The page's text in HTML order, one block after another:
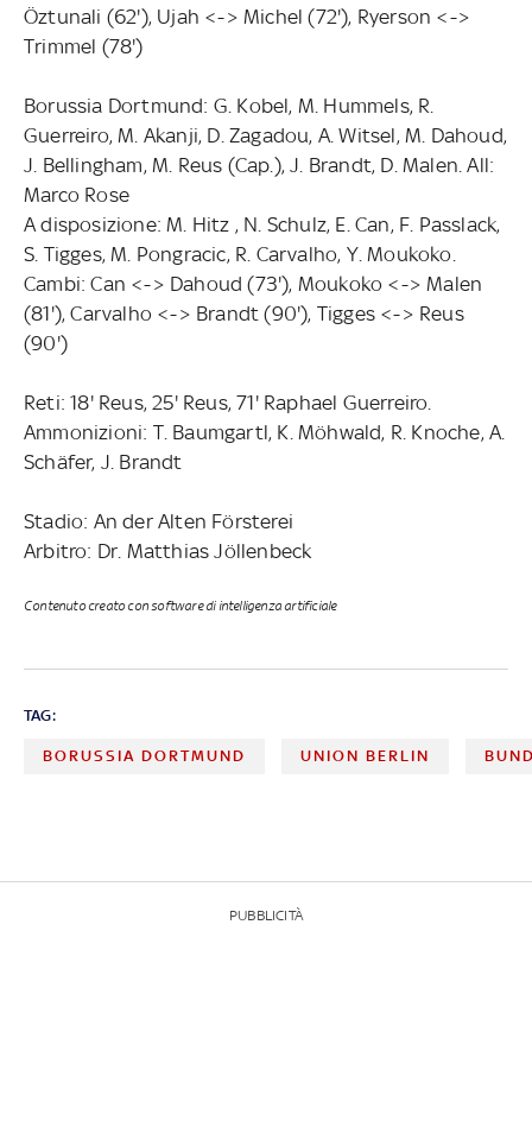
Öztunali (62'), Ujah <-> Michel (72'), Ryerson <->
Trimmel (78')
Borussia Dortmund: G. Kobel, M. Hummels, R.
Guerreiro, M. Akanji, D. Zagadou, A. Witsel, M. Dahoud,
J. Bellingham, M. Reus (Cap.), J. Brandt, D. Malen. All:
Marco Rose
A disposizione: M. Hitz , N. Schulz, E. Can, F. Passlack,
S. Tigges, M. Pongracic, R. Carvalho, Y. Moukoko.
Cambi: Can <-> Dahoud (73'), Moukoko <-> Malen
(81'), Carvalho <-> Brandt (90'), Tigges <-> Reus
(90')
Reti: 18' Reus, 25' Reus, 71' Raphael Guerreiro.
Ammonizioni: T. Baumgartl, K. Möhwald, R. Knoche, A.
Schäfer, J. Brandt
Stadio: An der Alten Försterei
Arbitro: Dr. Matthias Jöllenbeck
Contenuto creato con software di intelligenza artificiale
TAG:
BORUSSIA DORTMUND UNION BERLIN
PUBBLICITÀ